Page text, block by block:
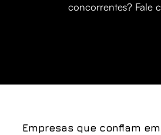
concorrentes? Fale
Empresas que confiam